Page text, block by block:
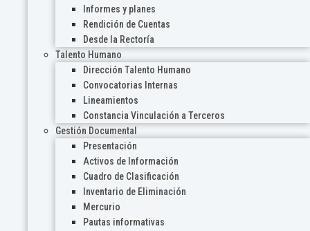
Informes y planes
Rendición de Cuentas
Desde la Rectoría
Talento Humano
Dirección Talento Humano
Convocatorias Internas
Lineamientos
Constancia Vinculación a Terceros
Gestión Documental
Presentación
Activos de Información
Cuadro de Clasificación
Inventario de Eliminación
Mercurio
Pautas informativas